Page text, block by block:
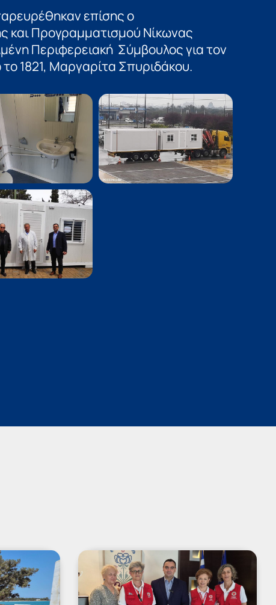
επίσης ο
και Προγραμματισμού Νίκωνας
Περιφερειακή Σύμβουλος για τον
1821, Μαργαρίτα Σπυριδάκου.